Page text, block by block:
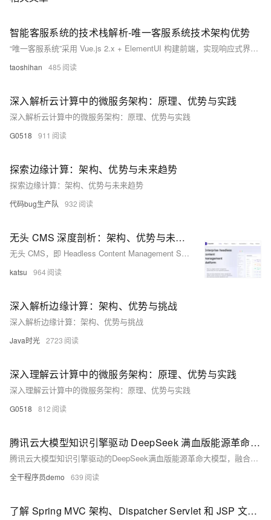
智能客服系统的技术栈解析-唯一客服系统技术架构优势
“唯一客服系统”采用 Vue.js 2.x + ElementUI 构建前端，实现响应式界面，支持多端适配；后端基于 Golang + Gin + GORM，具备高性能与高并发处理能力。系统支持私有化部署，提供灵活定制、AI 扩展能力，技术栈简洁易维护，兼顾开发者友好与企业级应用需求。
taoshihan 485
深入解析云计算中的微服务架构：原理、优势与实践
深入解析云计算中的微服务架构：原理、优势与实践
G0518 911
探索边缘计算：架构、优势与未来趋势
探索边缘计算：架构、优势与未来趋势
代码bug生产队 932
无头 CMS 深度剖析：架构、优势与未来发展趋势
无头 CMS，即 Headless Content Management System，是一种将内容的管理与展示分离的内容管理系统。与传统 CMS 不同，它没有内置的前端展示层，仅专注于内容的创建、编辑、存储与管理。
katsu 964
深入解析边缘计算：架构、优势与挑战
深入解析边缘计算：架构、优势与挑战
Java时光 2723
深入理解云计算中的微服务架构：原理、优势与实践
深入理解云计算中的微服务架构：原理、优势与实践
G0518 812
腾讯云大模型知识引擎驱动 DeepSeek 满血版能源革命大模型：架构、优势与产业变革
腾讯云大模型知识引擎驱动的DeepSeek满血版能源革命大模型，融合了超大规模知识、极致计算效能和深度行业理解，具备智能预测、优化调度、设备健康管理和能源安全预警等七大功能模块。该模型通过分布式计算和多模态融合，提供精准的能源市场分析与决策支持，广泛应用于智慧风电场管理、油气田开发、能源市场交易等十大场景，助力能源行业的数字化转型与可持续发展。
全干程序员demo 639
了解 Spring MVC 架构、Dispatcher Servlet 和 JSP 文件的关键作用